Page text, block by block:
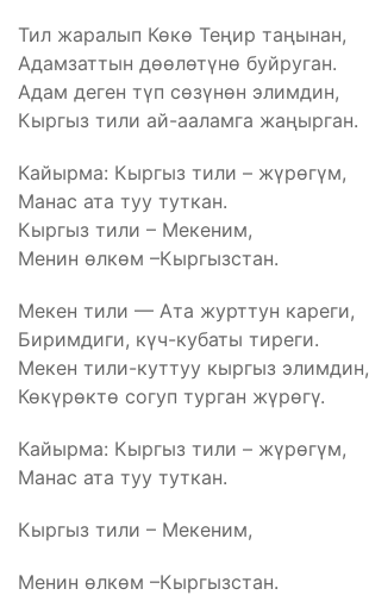
Тил жаралып Көкө Теңир таңынан,
Адамзаттын дөөлөтүнө буйруган.
Адам деген түп сөзүнөн элимдин,
Кыргыз тили ай-ааламга жаңырган.
Кайырма: Кыргыз тили – жүрөгүм,
Манас ата туу туткан.
Кыргыз тили – Мекеним,
Менин өлкөм –Кыргызстан.
Мекен тили — Ата журттун кареги,
Биримдиги, күч-кубаты тиреги.
Мекен тили-куттуу кыргыз элимдин,
Көкүрөктө согуп турган жүрөгү.
Кайырма: Кыргыз тили – жүрөгүм,
Манас ата туу туткан.
Кыргыз тили – Мекеним,
Менин өлкөм –Кыргызстан.